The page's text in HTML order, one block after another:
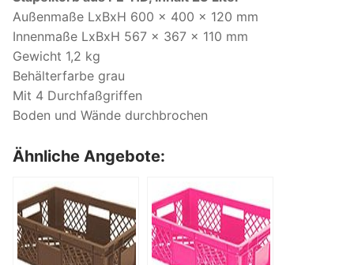
Außenmaße LxBxH 600 x 400 x 120 mm
Innenmaße LxBxH 567 x 367 x 110 mm
Gewicht 1,2 kg
Behälterfarbe grau
Mit 4 Durchfaßgriffen
Boden und Wände durchbrochen
Ähnliche Angebote: